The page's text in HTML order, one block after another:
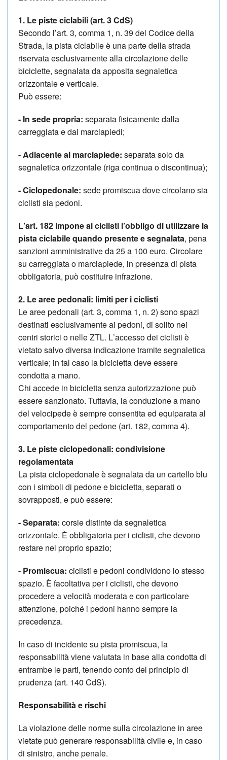
1. Le piste ciclabili (art. 3 CdS)
Secondo l’art. 3, comma 1, n. 39 del Codice della
Strada, la pista ciclabile è una parte della strada
riservata esclusivamente alla circolazione delle
biciclette, segnalata da apposita segnaletica
orizzontale e verticale.
Può essere:
- In sede propria: separata fisicamente dalla
carreggiata e dai marciapiedi;
- Adiacente al marciapiede: separata solo da
segnaletica orizzontale (riga continua o discontinua);
- Ciclopedonale: sede promiscua dove circolano sia
ciclisti sia pedoni.
L’art. 182 impone ai ciclisti l’obbligo di utilizzare la
pista ciclabile quando presente e segnalata, pena
sanzioni amministrative da 25 a 100 euro. Circolare
su carreggiata o marciapiede, in presenza di pista
obbligatoria, può costituire infrazione.
2. Le aree pedonali: limiti per i ciclisti
Le aree pedonali (art. 3, comma 1, n. 2) sono spazi
destinati esclusivamente ai pedoni, di solito nei
centri storici o nelle ZTL. L’accesso dei ciclisti è
vietato salvo diversa indicazione tramite segnaletica
verticale; in tal caso la bicicletta deve essere
condotta a mano.
Chi accede in bicicletta senza autorizzazione può
essere sanzionato. Tuttavia, la conduzione a mano
del velocipede è sempre consentita ed equiparata al
comportamento del pedone (art. 182, comma 4).
3. Le piste ciclopedonali: condivisione
regolamentata
La pista ciclopedonale è segnalata da un cartello blu
con i simboli di pedone e bicicletta, separati o
sovrapposti, e può essere:
-Separata: corsie distinte da segnaletica
orizzontale. È obbligatoria per i ciclisti, che devono
restare nel proprio spazio;
- Promiscua: ciclisti e pedoni condividono lo stesso
spazio. È facoltativa per i ciclisti, che devono
procedere a velocità moderata e con particolare
attenzione, poiché i pedoni hanno sempre la
precedenza.
In caso di incidente su pista promiscua, la
responsabilità viene valutata in base alla condotta di
entrambe le parti, tenendo conto del principio di
prudenza (art. 140 CdS).
Responsabilità e rischi
La violazione delle norme sulla circolazione in aree
vietate può generare responsabilità civile e, in caso
di sinistro, anche penale.